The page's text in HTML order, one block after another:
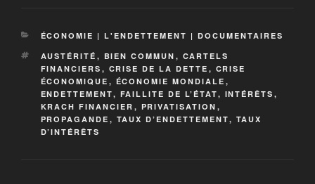
ÉCONOMIE | L'ENDETTEMENT | DOCUMENTAIRES
AUSTÉRITÉ , BIEN COMMUN , CARTELS
FINANCIERS , CRISE DE LA DETTE , CRISE
ÉCONOMIQUE , ÉCONOMIE MONDIALE ,
ENDETTEMENT, FAILLITE DE L’ÉTAT, INTÉRÊTS ,
KRACH FINANCIER , PRIVATISATION ,
PROPAGANDE , TAUX D’ENDETTEMENT, TAUX
D’INTÉRÊTS